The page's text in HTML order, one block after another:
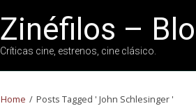
Zinéfilos –
Críticas cine, estrenos, cine clásico.
Home / Posts Tagged ' John Schlesinger '